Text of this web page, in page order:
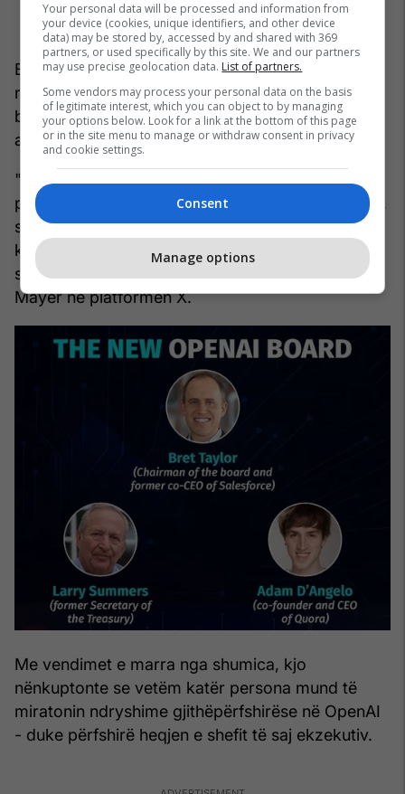
Bordi i organizatës jofitimprurëse dukej paksa si
një bord jofitimprurës. Disa nga këta anëtarë të
bordit dukej se kishin shumë pak përvojë si
anëtarë të bordit.
"Shumica e kompanive të përmasave dhe
pasojave të OpenAI kanë borde me 8-15 drejtorë,
shumica e të cilëve janë të pavarur dhe të gjithë
kanë më shumë përvojë si anëtarë të bordit",
shkroi ish-shefja ekzekutive e Yahoo, Marissa
Mayer në platformën X.
Me vendimet e marra nga shumica, kjo
nënkuptonte se vetëm katër persona mund të
miratonin ndryshime gjithëpërfshirëse në OpenAI
- duke përfshirë heqjen e shefit të saj ekzekutiv.
Your personal data will be processed and information from
your device (cookies, unique identifiers, and other device
data) may be stored by, accessed by and shared with 369
partners, or used specifically by this site. We and our partners
may use precise geolocation data. List of partners.
Some vendors may process your personal data on the basis
of legitimate interest, which you can object to by managing
your options below. Look for a link at the bottom of this page
or in the site menu to manage or withdraw consent in privacy
and cookie settings.
Consent
Manage options